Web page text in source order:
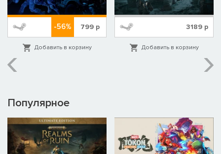
-56% 799 р
Добавить в корзину
3189 р
Добавить в корзину
Популярное